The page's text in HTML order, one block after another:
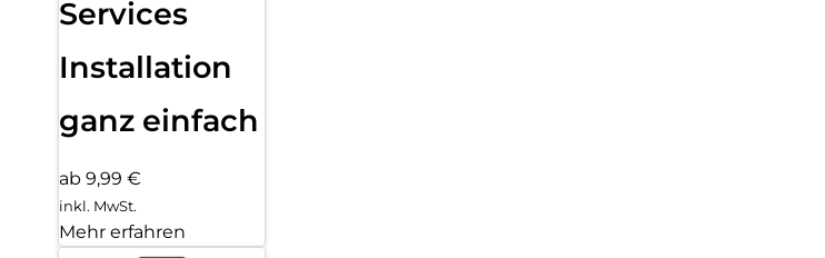
Services
Installation
ganz einfach
ab 9,99 €
inkl. MwSt.
Mehr erfahren